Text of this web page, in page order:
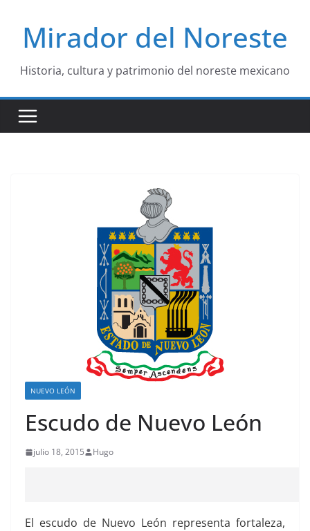
contenido
Mirador del Noreste
Historia, cultura y patrimonio del noreste mexicano
NUEVO LEÓN
Escudo de Nuevo León
julio 18, 2015 Hugo
El escudo de Nuevo León representa fortaleza,